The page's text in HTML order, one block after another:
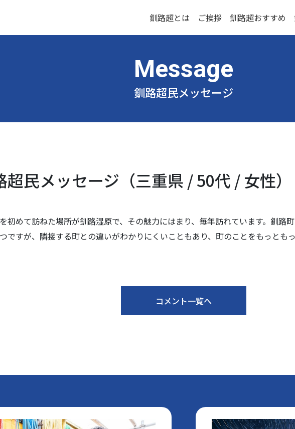
釧路超とは ご挨拶 釧路超おすすめ
釧路超民メッセージ
超民メッセージ（三重県 / 50代 / 女性）
初めて訪ねた場所が釧路湿原で、その魅力にはまり、毎年訪れています。釧路
ですが、隣接する町との違いがわかりにくいこともあり、町のことをもっとも
コメント一覧へ